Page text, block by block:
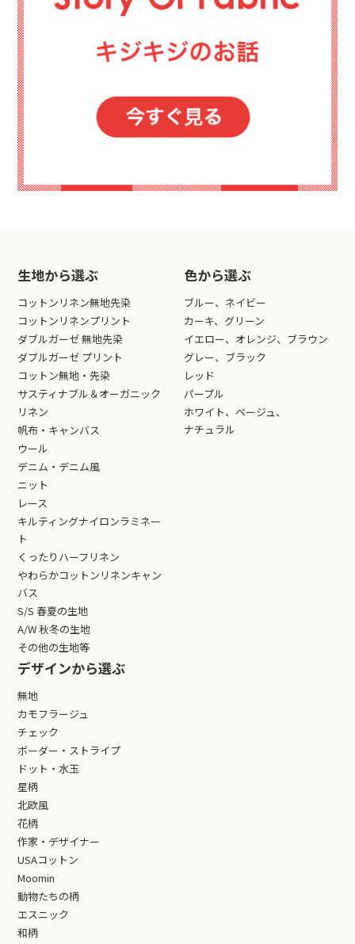
生地から選ぶ
コットンリネン無地先染
コットンリネンプリント
ダブルガーゼ 無地先染
ダブルガーゼ プリント
コットン無地・先染
サスティナブル＆オーガニック
リネン
帆布・キャンバス
ウール
デニム・デニム風
ニット
レース
キルティングナイロンラミネー
ト
くったりハーフリネン
やわらかコットンリネンキャン
バス
S/S 春夏の生地
A/W 秋冬の生地
その他の生地等
色から選ぶ
ブルー、ネイビー
カーキ、グリーン
イエロー、オレンジ、ブラウン
グレー、ブラック
レッド
パープル
ホワイト、ベージュ、
ナチュラル
デザインから選ぶ
無地
カモフラージュ
チェック
ボーダー・ストライプ
ドット・水玉
星柄
北欧風
花柄
作家・デザイナー
USAコットン
Moomin
動物たちの柄
エスニック
和柄